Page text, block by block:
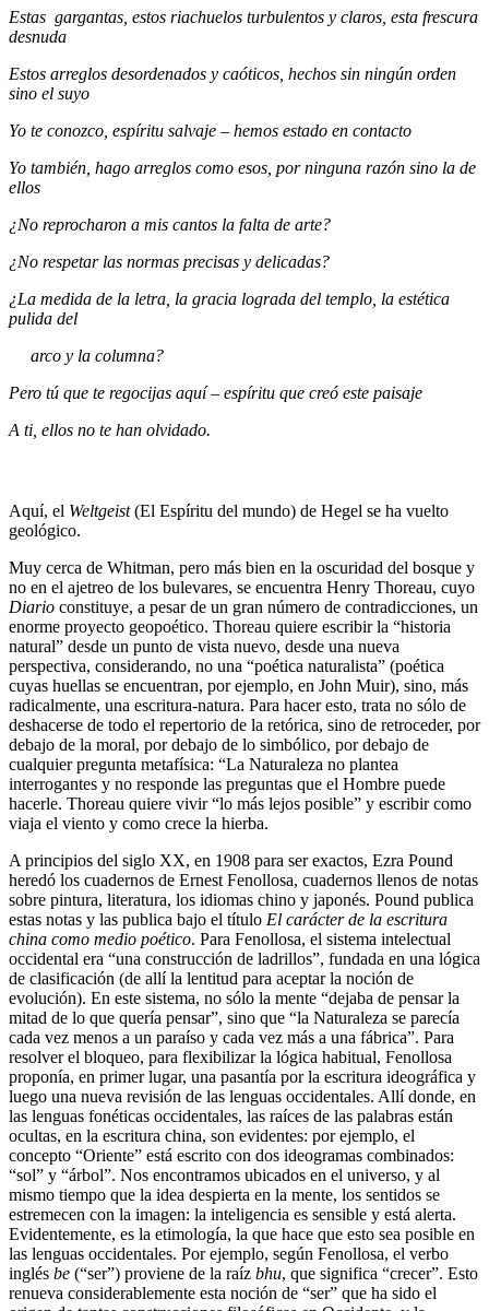
Estas gargantas, estos riachuelos turbulentos y claros, esta frescura
desnuda
Estos arreglos desordenados y caóticos, hechos sin ningún orden
sino el suyo
Yo te conozco, espíritu salvaje – hemos estado en contacto
Yo también, hago arreglos como esos, por ninguna razón sino la de
ellos
¿No reprocharon a mis cantos la falta de arte?
¿No respetar las normas precisas y delicadas?
¿La medida de la letra, la gracia lograda del templo, la estética
pulida del
arco y la columna?
Pero tú que te regocijas aquí – espíritu que creó este paisaje
A ti, ellos no te han olvidado.
Aquí, el Weltgeist(El Espíritu del mundo) de Hegel se ha vuelto
geológico.
Muy cerca de Whitman, pero más bien en la oscuridad del bosque y
no en el ajetreo de los bulevares, se encuentra Henry Thoreau, cuyo
Diario constituye, a pesar de un gran número de contradicciones, un
enorme proyecto geopoético. Thoreau quiere escribir la “historia
natural” desde un punto de vista nuevo, desde una nueva
perspectiva, considerando, no una “poética naturalista” (poética
cuyas huellas se encuentran, por ejemplo, en John Muir), sino, más
radicalmente, una escritura-natura. Para hacer esto, trata no sólo de
deshacerse de todo el repertorio de la retórica, sino de retroceder, por
debajo de la moral, por debajo de lo simbólico, por debajo de
cualquier pregunta metafísica: “La Naturaleza no plantea
interrogantes y no responde las preguntas que el Hombre puede
hacerle. Thoreau quiere vivir “lo más lejos posible” y escribir como
viaja el viento y como crece la hierba.
A principios del siglo XX, en 1908 para ser exactos, Ezra Pound
heredó los cuadernos de Ernest Fenollosa, cuadernos llenos de notas
sobre pintura, literatura, los idiomas chino y japonés. Pound publica
estas notas y las publica bajo el título El carácter de la escritura
china como medio poético. Para Fenollosa, el sistema intelectual
occidental era “una construcción de ladrillos”, fundada en una lógica
de clasificación (de allí la lentitud para aceptar la noción de
evolución). En este sistema, no sólo la mente “dejaba de pensar la
mitad de lo que quería pensar”, sino que “la Naturaleza se parecía
cada vez menos a un paraíso y cada vez más a una fábrica”. Para
resolver el bloqueo, para flexibilizar la lógica habitual, Fenollosa
proponía, en primer lugar, una pasantía por la escritura ideográfica y
luego una nueva revisión de las lenguas occidentales. Allí donde, en
las lenguas fonéticas occidentales, las raíces de las palabras están
ocultas, en la escritura china, son evidentes: por ejemplo, el
concepto “Oriente” está escrito con dos ideogramas combinados:
“sol” y “árbol”. Nos encontramos ubicados en el universo, y al
mismo tiempo que la idea despierta en la mente, los sentidos se
estremecen con la imagen: la inteligencia es sensible y está alerta.
Evidentemente, es la etimología, la que hace que esto sea posible en
las lenguas occidentales. Por ejemplo, según Fenollosa, el verbo
inglés be (“ser”) proviene de la raíz bhu, que significa “crecer”. Esto
renueva considerablemente esta noción de “ser” que ha sido el